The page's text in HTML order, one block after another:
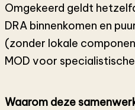
Omgekeerd geldt
DRA binnenkomen en
(zonder lokale
MOD voor
Waarom deze